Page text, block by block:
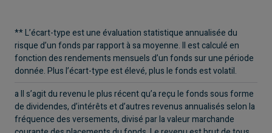
** L’écart-type est une évaluation statistique annualisée du
risque d’un fonds par rapport à sa moyenne. Il est calculé en
fonction des rendements mensuels d’un fonds sur une période
donnée. Plus l’écart-type est élevé, plus le fonds est volatil.
a Il s’agit du revenu le plus récent qu’a reçu le fonds sous forme
de dividendes, d’intérêts et d’autres revenus annualisés selon la
fréquence des versements, divisé par la valeur marchande